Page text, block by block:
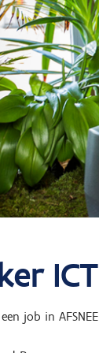
ICT
job in AFSNEE